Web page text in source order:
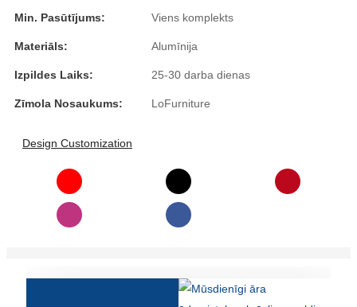
Min. Pasūtījums: Viens komplekts
Materiāls: Alumīnija
Izpildes Laiks: 25-30 darba dienas
Zīmola Nosaukums: LoFurniture
Design Customization